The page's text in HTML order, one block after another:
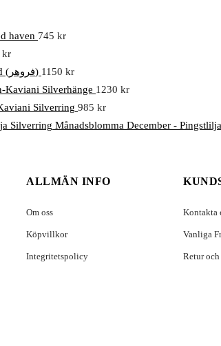
haven 745 kr
kr
Farvahar armband (فروهر) 1150 kr
Kaviani Silverhänge 1230 kr
Silverring 985 kr
Månadsblomma December -
ALLMÄN INFO
Om oss
Köpvillkor
Integritetspolicy
Kontakta
Vanliga
Retur